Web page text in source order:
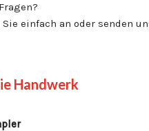
Sie einfach an oder senden
Handwerk